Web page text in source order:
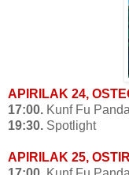
APIRILAK 24,
17:00. Kunf Fu Panda
19:30. Spotlight
APIRILAK 25,